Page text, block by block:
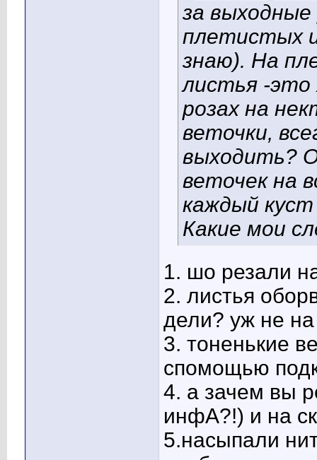
за выходные
плетистых
знаю). На
листья -это
розах на
веточки,
выходить?
веточек на
каждый
Какие мои
1. шо резали
2. листья
дели? уж не
3. тоненькие
спомощью
4. а зачем вы
инфА?!) и на
5.насыпали